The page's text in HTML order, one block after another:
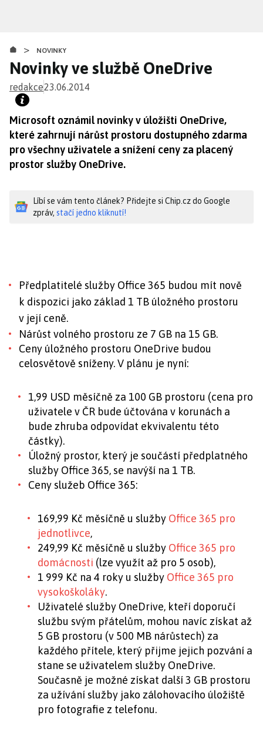
obsahu
> NOVINKY
Novinky ve službě OneDrive
redakce23.06.2014
Microsoft oznámil novinky v úložišti OneDrive,
které zahrnují nárůst prostoru dostupného zdarma
pro všechny uživatele a snížení ceny za placený
prostor služby OneDrive.
Líbí se vám tento článek? Přidejte si Chip.cz do Google
zpráv, stačí jedno kliknutí!
Předplatitelé služby Office 365 budou mít nově
k dispozici jako základ 1 TB úložného prostoru
v její ceně.
Nárůst volného prostoru ze 7 GB na 15 GB.
Ceny úložného prostoru OneDrive budou
celosvětově sníženy. V plánu je nyní:
1,99 USD měsíčně za 100 GB prostoru (cena pro
uživatele v ČR bude účtována v korunách a
bude zhruba odpovídat ekvivalentu této
částky).
Úložný prostor, který je součástí předplatného
služby Office 365, se navýší na 1 TB.
Ceny služeb Office 365:
169,99 Kč měsíčně u služby Office 365 pro
jednotlivce,
249,99 Kč měsíčně u služby Office 365 pro
domácnosti (lze využít až pro 5 osob),
1 999 Kč na 4 roky u služby Office 365 pro
vysokoškoláky.
Uživatelé služby OneDrive, kteří doporučí
službu svým přátelům, mohou navíc získat až
5 GB prostoru (v 500 MB nárůstech) za
každého přítele, který přijme jejich pozvání a
stane se uživatelem služby OneDrive.
Současně je možné získat další 3 GB prostoru
za užívání služby jako zálohovacího úložiště
pro fotografie z telefonu.